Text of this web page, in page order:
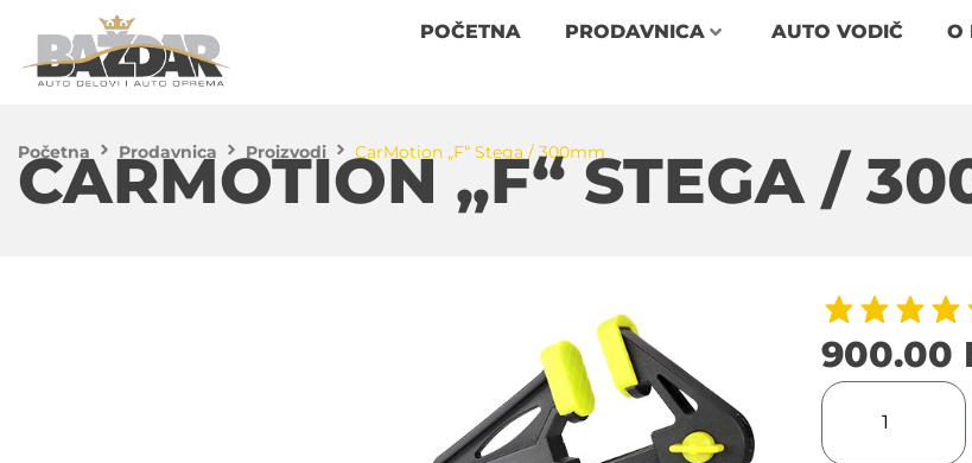
POČETNA PRODAVNICA AUTO VODIČ O
Početna Prodavnica Proizvodi CarMotion „F“ Stega / 300mm
CARMOTION „F“ STEGA /
900.00